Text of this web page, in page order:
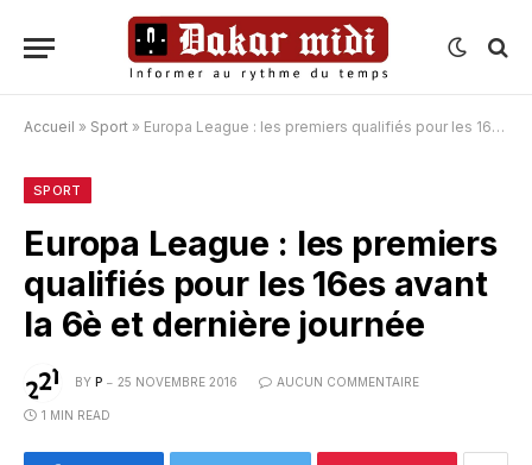
Accueil » Sport » Europa League : les premiers qualifiés pour les 16es avant la 6è et dernière journée
SPORT
Europa League : les premiers
qualifiés pour les 16es avant
la 6è et dernière journée
BY P 25 NOVEMBRE 2016 AUCUN COMMENTAIRE
1 MIN READ